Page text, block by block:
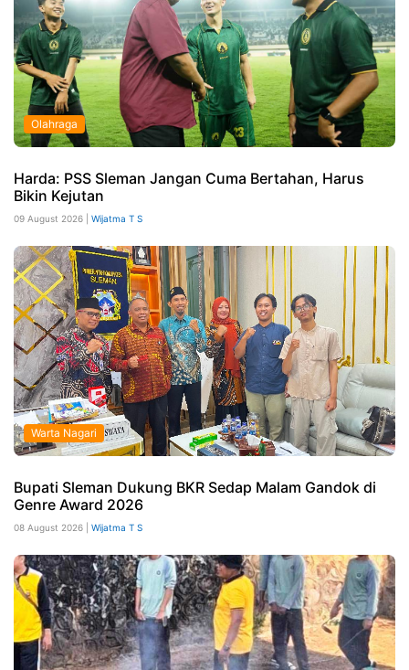
Olahraga
Harda: PSS Sleman Jangan Cuma Bertahan, Harus
Bikin Kejutan
09 August 2026 | Wijatma T S
Warta Nagari
Bupati Sleman Dukung BKR Sedap Malam Gandok di
Genre Award 2026
08 August 2026 | Wijatma T S